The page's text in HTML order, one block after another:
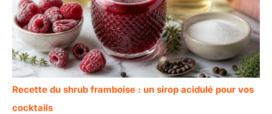
Recette du shrub framboise : un sirop acidulé pour vos
cocktails